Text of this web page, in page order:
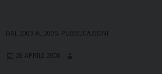
DAL 2003 AL 2005 PUBBLICAZIONI
28 APRILE 2008